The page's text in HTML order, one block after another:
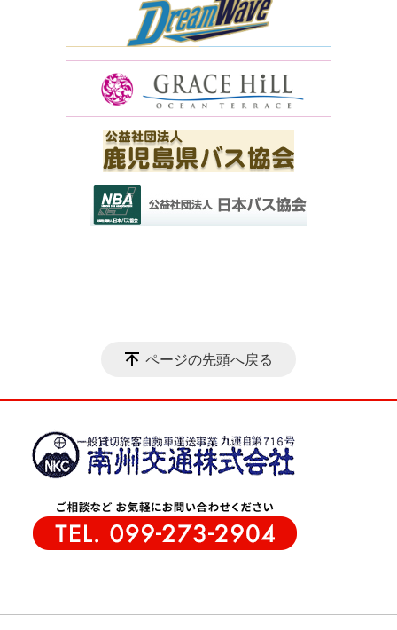
ページの先頭へ戻る